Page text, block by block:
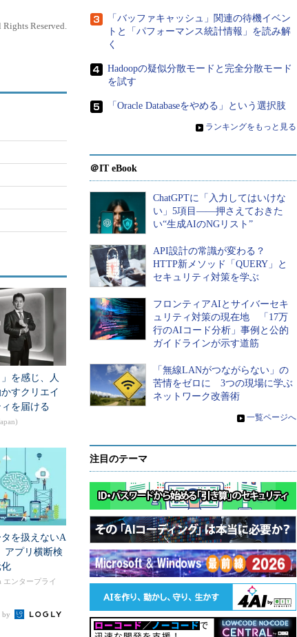
に解説した
Server
ります。
ィカルな
確に算出
すべきだと
見てみまし
です。
らすると大
キングセッ
リを使って
Reserved.
」を感じ、人
すクリエイ
を届ける
を扱えないA
プリ横断検
エンタープライ
by
「バッファキャッシュ」関連の待機イベン
トと「パフォーマンス統計情報」を読み解
く
Hadoopの疑似分散モードと完全分散モード
を試す
「Oracle Databaseをやめる」という選択肢
» ランキングをもっと見る
＠IT eBook
ChatGPTに「入力してはいけな
い」5項目――押さえておきた
い“生成AIのNGリスト”
API設計の常識が変わる？
HTTP新メソッド「QUERY」と
セキュリティ対策を学ぶ
フロンティアAIとサイバーセキ
ュリティ対策の現在地 「17万
行のAIコード分析」事例と公的
ガイドラインが示す道筋
「無線LANがつながらない」の
苦情をゼロに 3つの現場に学ぶ
ネットワーク改善術
» 一覧ページへ
注目のテーマ